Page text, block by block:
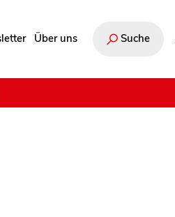
Über uns Suche